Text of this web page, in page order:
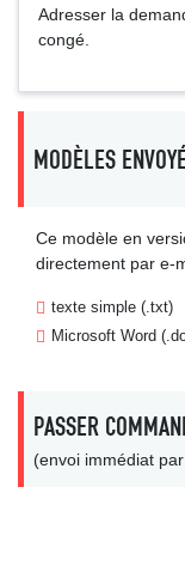
Adresser la
congé.
MODÈLES
Ce modèle en
directement par e-
texte simple (.txt)
Microsoft Word
PASSER
(envoi immédiat